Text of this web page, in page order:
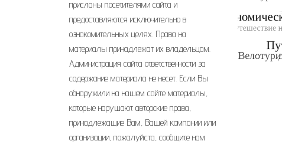
присланы посетителями сайта и
предоставляются исключительно в
ознакомительных целях. Права на
материалы принадлежат их владельцам.
Администрация сайта ответственности за
содержание материала не несет. Если Вы
обнаружили на нашем сайте материалы,
которые нарушают авторские права,
принадлежащие Вам, Вашей компании или
организации, пожалуйста, сообщите нам